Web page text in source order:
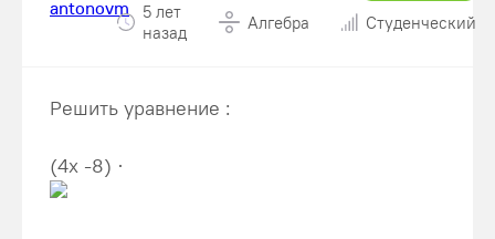
5 лет
назад
Алгебра Студенческий
Решить уравнение :
(4x -8) ·